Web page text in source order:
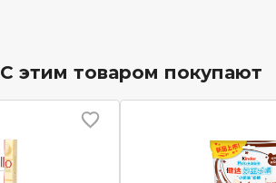
С этим товаром покупают